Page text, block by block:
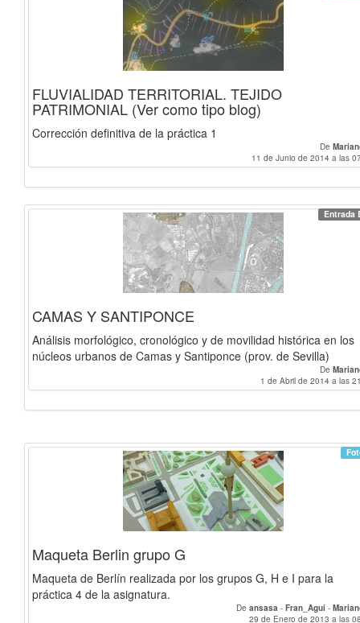
FLUVIALIDAD TERRITORIAL. TEJIDO
PATRIMONIAL (Ver como tipo blog)
Corrección definitiva de la práctica 1
De
11 de Junio de 2014 a las
Entrada
CAMAS Y SANTIPONCE
Análisis morfológico, cronológico y de movilidad histórica en los
núcleos urbanos de Camas y Santiponce (prov. de Sevilla)
De
1 de Abril de 2014 a las
Maqueta Berlin grupo G
Maqueta de Berlín realizada por los grupos G, H e I para la
práctica 4 de la asignatura.
De ansasa - Fran_Agui -
29 de Enero de 2013 a las